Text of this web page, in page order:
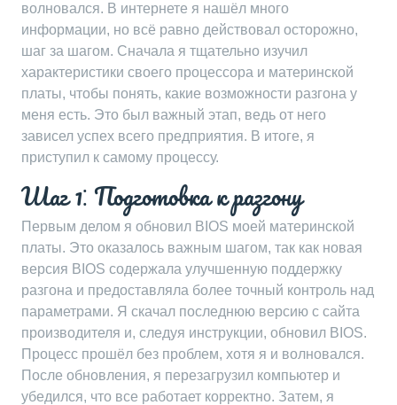
волновался. В интернете я нашёл много
информации, но всё равно действовал осторожно,
шаг за шагом. Сначала я тщательно изучил
характеристики своего процессора и материнской
платы, чтобы понять, какие возможности разгона у
меня есть. Это был важный этап, ведь от него
зависел успех всего предприятия. В итоге, я
приступил к самому процессу.
Шаг 1⁚ Подготовка к разгону
Первым делом я обновил BIOS моей материнской
платы. Это оказалось важным шагом, так как новая
версия BIOS содержала улучшенную поддержку
разгона и предоставляла более точный контроль над
параметрами. Я скачал последнюю версию с сайта
производителя и, следуя инструкции, обновил BIOS.
Процесс прошёл без проблем, хотя я и волновался.
После обновления, я перезагрузил компьютер и
убедился, что все работает корректно. Затем, я